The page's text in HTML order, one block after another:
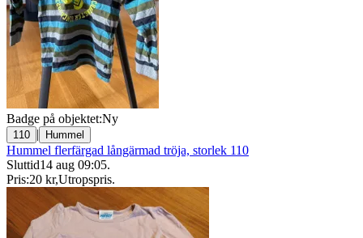
Badge på objektet:Ny
110 | Hummel
Hummel flerfärgad långärmad tröja, storlek 110
Sluttid14 aug 09:05.
Pris:20 kr,Utropspris.